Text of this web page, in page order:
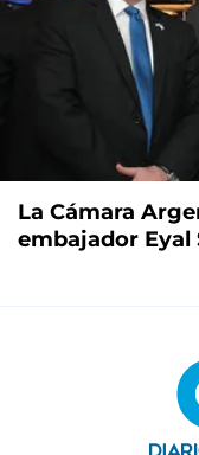
La Cámara
embajador Eyal